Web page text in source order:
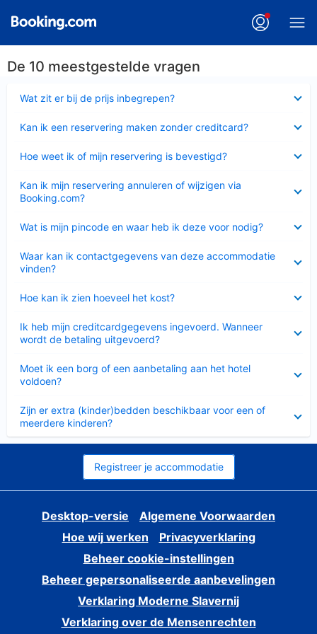
De 10 meestgestelde vragen
Wat zit er bij de prijs inbegrepen?
Kan ik een reservering maken zonder creditcard?
Hoe weet ik of mijn reservering is bevestigd?
Kan ik mijn reservering annuleren of wijzigen via
Booking.com?
Wat is mijn pincode en waar heb ik deze voor nodig?
Waar kan ik contactgegevens van deze accommodatie
vinden?
Hoe kan ik zien hoeveel het kost?
Ik heb mijn creditcardgegevens ingevoerd. Wanneer
wordt de betaling uitgevoerd?
Moet ik een borg of een aanbetaling aan het hotel
voldoen?
Zijn er extra (kinder)bedden beschikbaar voor een of
meerdere kinderen?
Registreer je accommodatie
Desktop-versie
Algemene Voorwaarden
Hoe wij werken
Privacyverklaring
Beheer cookie-instellingen
Beheer gepersonaliseerde aanbevelingen
Verklaring Moderne Slavernij
Verklaring over de Mensenrechten